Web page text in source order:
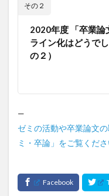
その２
2020年度 「卒業論
ライン化はどうで
の２）
—
ゼミの活動や卒業論文
ミ・卒論」をご覧くださ